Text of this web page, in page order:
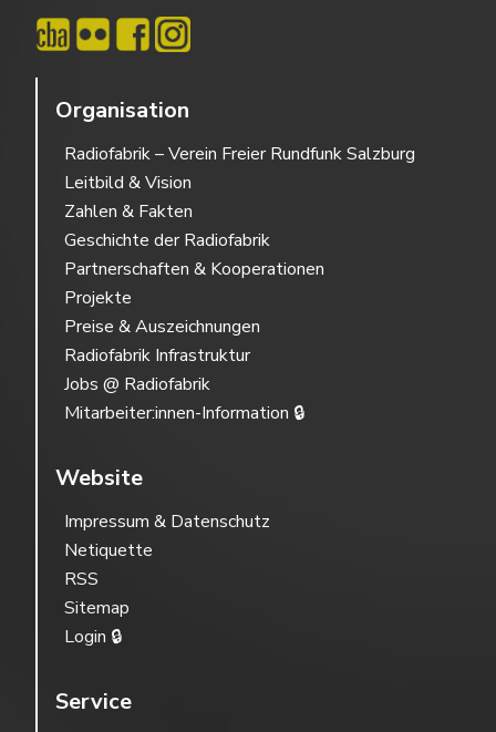
Organisation
Radiofabrik – Verein Freier Rundfunk Salzburg
Leitbild & Vision
Zahlen & Fakten
Geschichte der Radiofabrik
Partnerschaften & Kooperationen
Projekte
Preise & Auszeichnungen
Radiofabrik Infrastruktur
Jobs @ Radiofabrik
Mitarbeiter:innen-Information 🔒
Website
Impressum & Datenschutz
Netiquette
RSS
Sitemap
Login 🔒
Service